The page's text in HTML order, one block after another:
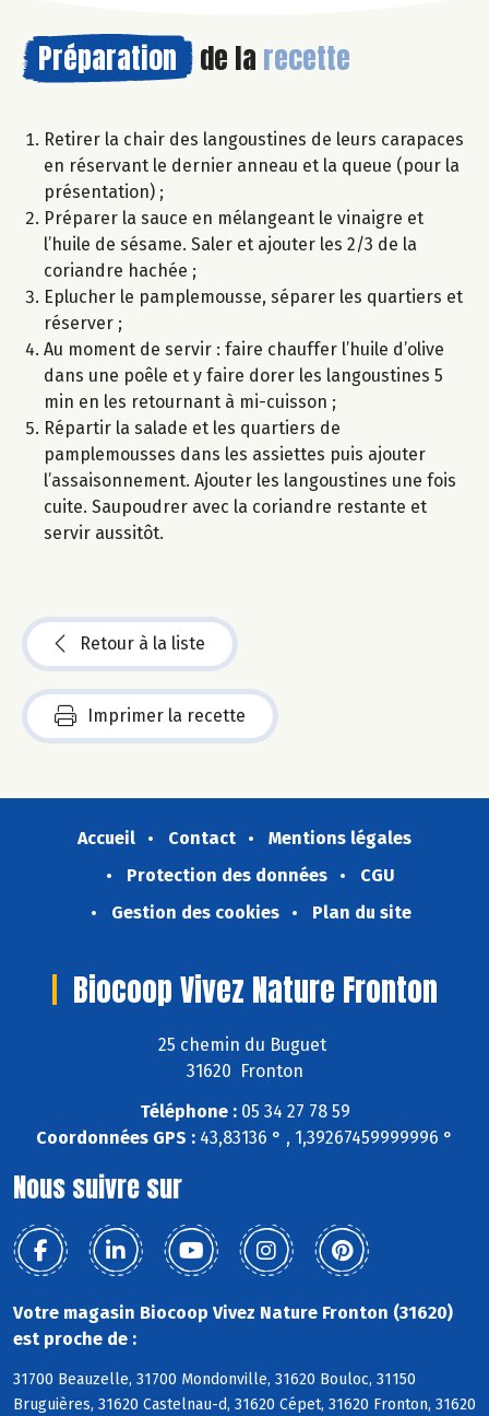
Préparation de la recette
Retirer la chair des langoustines de leurs carapaces
en réservant le dernier anneau et la queue (pour la
présentation) ;
Préparer la sauce en mélangeant le vinaigre et
l’huile de sésame. Saler et ajouter les 2/3 de la
coriandre hachée ;
Eplucher le pamplemousse, séparer les quartiers et
réserver ;
Au moment de servir : faire chauffer l’huile d’olive
dans une poêle et y faire dorer les langoustines 5
min en les retournant à mi-cuisson ;
Répartir la salade et les quartiers de
pamplemousses dans les assiettes puis ajouter
l’assaisonnement. Ajouter les langoustines une fois
cuite. Saupoudrer avec la coriandre restante et
servir aussitôt.
Retour à la liste
Imprimer la recette
Accueil Contact
Mentions légales
Protection des données
CGU
Gestion des cookies
Plan du site
Biocoop Vivez Nature Fronton
25 chemin du Buguet
31620 Fronton
Téléphone :05 34 27 78 59
Coordonnées GPS : 43,83136 ° , 1,39267459999996 °
Nous suivre sur
Votre magasin Biocoop Vivez Nature Fronton (31620)
est proche de :
31700 Beauzelle, 31700 Mondonville, 31620 Bouloc, 31150
Bruguières, 31620 Castelnau-d, 31620 Cépet, 31620 Fronton, 31620